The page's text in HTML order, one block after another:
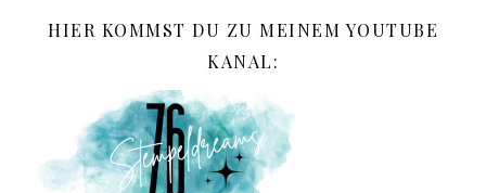
HIER KOMMST DU ZU MEINEM YOUTUBE
KANAL: